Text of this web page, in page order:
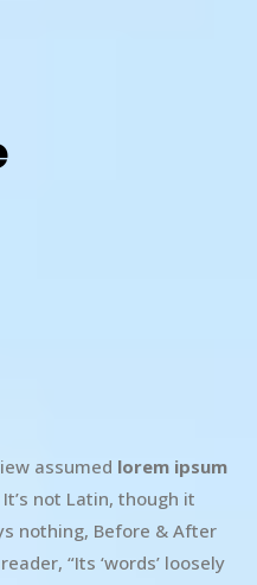
assumed lorem ipsum
not Latin, though it
nothing, Before & After
“Its ‘words’ loosely